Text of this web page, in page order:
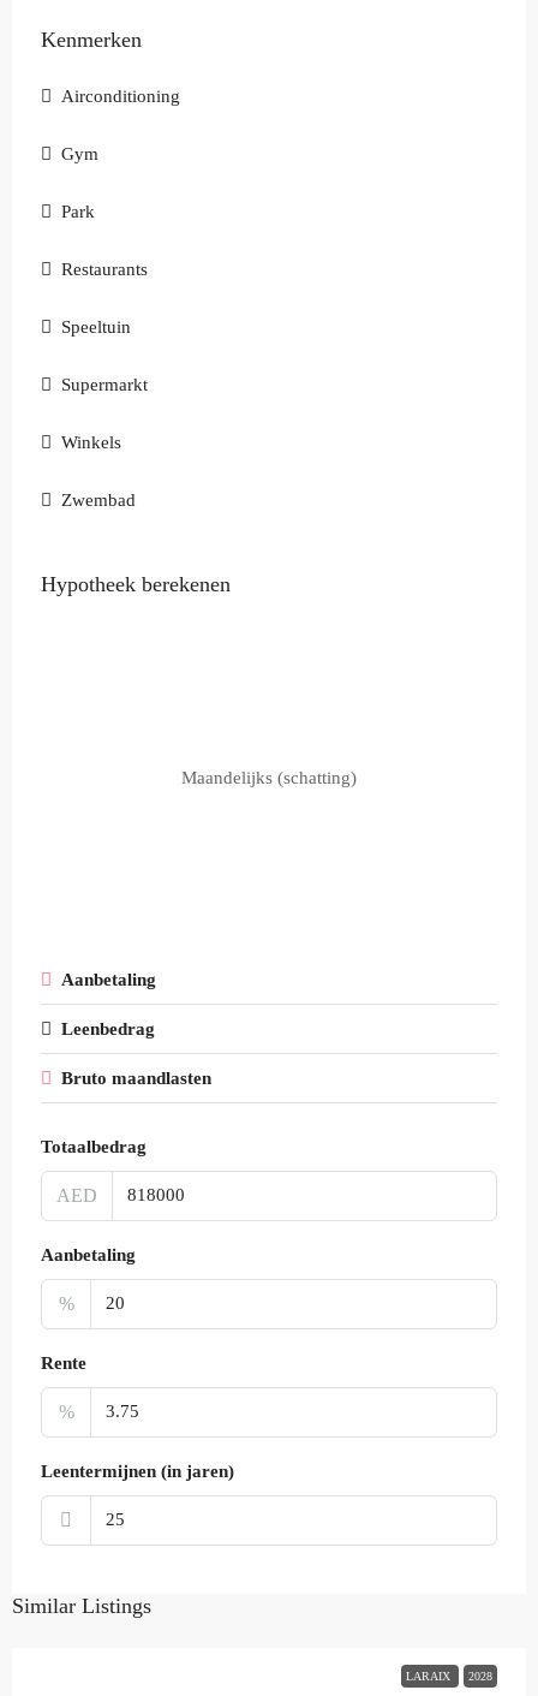
Kenmerken
Airconditioning
Gym
Park
Restaurants
Speeltuin
Supermarkt
Winkels
Zwembad
Hypotheek berekenen
Maandelijks (schatting)
Aanbetaling
Leenbedrag
Bruto maandlasten
Totaalbedrag
AED
Aanbetaling
%
Rente
%
Leentermijnen (in jaren)
Similar Listings
LARAIX 2028